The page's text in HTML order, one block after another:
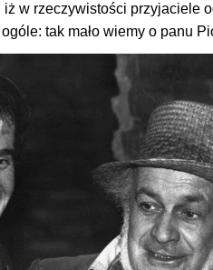
w rzeczywistości przyjaciele
tak mało wiemy o panu